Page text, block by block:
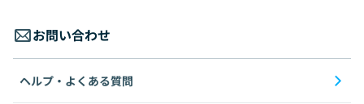
お問い合わせ
ヘルプ・よくある質問